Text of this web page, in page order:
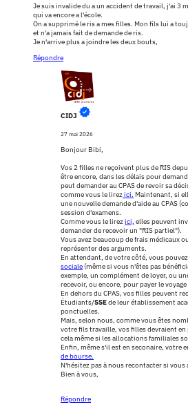
Je suis invalide du a un accident de travail, j'ai 3
qui va encore a l'école.
On a supprimé le ris a mes filles. Mon fils lui a
et n'a jamais fait de demande de ris.
Je n'arrive plus a joindre les deux bouts,
Répondre
CIDJ
27 mai 2026
Bonjour Bibi,
Vos 2 filles ne reçoivent plus de RIS
être encore, dans les délais pour
peut demander au CPAS de revoir sa
comme vous le lirezici. Maintenant, si
une nouvelle demande d'aide au CPAS
session d'examens.
Comme vous le lirezici, elles peuvent
demander de recevoir un "RIS partiel").
Vous avez beaucoup de frais médicaux
représenter des arguments.
En attendant, de votre côté, vous
sociale(même si vous n'êtes pas
exemple, un complément de loyer, ou
recevoir, ou encore, pour payer le
En dehors du CPAS, vos filles peuvent
Étudiants/SSEde leur établissement
ponctuelles.
Mais, selon nous, comme vous êtes
votre fils travaille, vos filles devraient
cela même si les allocations familiales
Enfin, même s'il est en seconaire, votre
de bourse.
N'hésitez pas à nous recontacter si
Bien à vous,
Répondre